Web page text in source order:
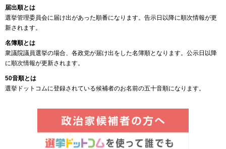
届出順とは
選挙管理委員会に届け出があった順番になります。告示日以降に順次情報が更
新されます。
名簿順とは
衆議院議員選挙の場合、各政党が届け出をした名簿順となります。公示日以降
に順次情報が更新されます。
50音順とは
選挙ドットコムに登録されている候補者のお名前の五十音順になります。